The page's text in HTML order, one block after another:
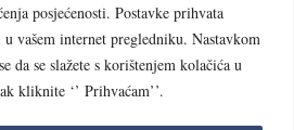
posjećenosti. Postavke prihvata
vašem internet pregledniku. Nastavkom
da se slažete s korištenjem kolačića u
kliknite ‘’ Prihvaćam’’.ZAČEĆA BDM -